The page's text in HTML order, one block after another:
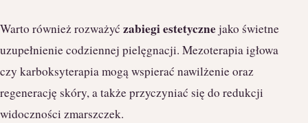
Warto również rozważyć zabiegi estetycznejako świetne
uzupełnienie codziennej pielęgnacji. Mezoterapia igłowa
czy karboksyterapia mogą wspierać nawilżenie oraz
regenerację skóry, a także przyczyniać się do redukcji
widoczności zmarszczek.